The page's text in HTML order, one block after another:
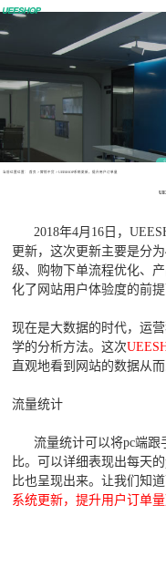
当前位置位置： 首页 > 营销干货> UEESHOP系统更新，提升用户订单量
2018年4月16日，
更新，这次更新主要是分
级、购物下单流程优化、
化了网站用户体验度的前
现在是大数据的时代，运
学的分析方法。这次
直观地看到网站的数据从
流量统计
流量统计可以将pc端跟
比。可以详细表现出每天
比也呈现出来。让我们知
系统更新，提升用户订单量